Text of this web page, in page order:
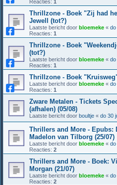
Reacties: 1
Thrillzone - Boek "Zij had
Jewell (tot?)
Laatste bericht door bloemeke « do
Reacties: 1
Thrillzone - Boek
(tot?)
Laatste bericht door bloemeke « do
Reacties: 1
Thrillzone - Boek
Laatste bericht door bloemeke « do
Reacties: 1
Zware Metalen - Tickets
(afhalen) (05/08)
Laatste bericht door boultje « do 30
Thrillers and More - Epubs:
Madelon van Tilborg (25/07)
Laatste bericht door bloemeke « do
Reacties: 2
Thrillers and More - Boek:
Morgan (21/07)
Laatste bericht door bloemeke « do
Reacties: 2